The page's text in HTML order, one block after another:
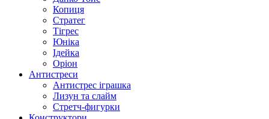
Копиця
Стратег
Тігрес
Юніка
Ідейка
Оріон
Антистреси
Антистрес іграшка
Лизун та слайм
Стретч-фигурки